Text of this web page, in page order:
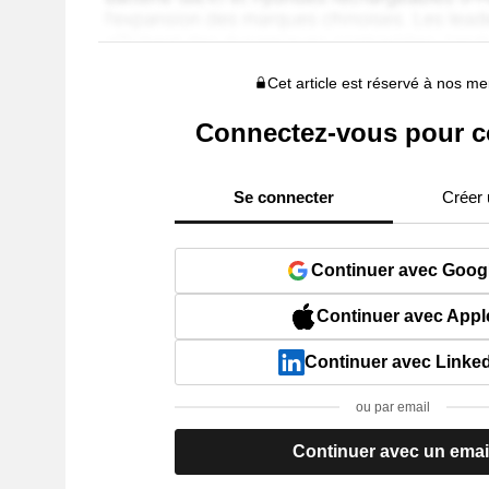
Cet article est réservé à nos
Connectez-vous pour
Se connecter Créer
Continuer avec
Continuer avec
Continuer avec
ou par email
Continuer avec un email